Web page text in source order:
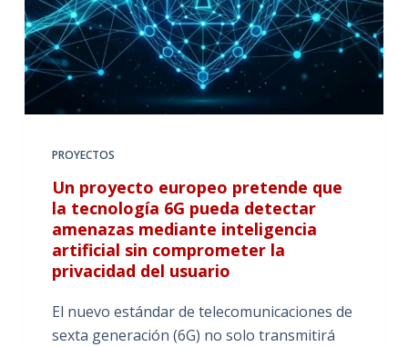
PROYECTOS
Un proyecto europeo pretende que
la tecnología 6G pueda detectar
amenazas mediante inteligencia
artificial sin comprometer la
privacidad del usuario
El nuevo estándar de telecomunicaciones de
sexta generación (6G) no solo transmitirá